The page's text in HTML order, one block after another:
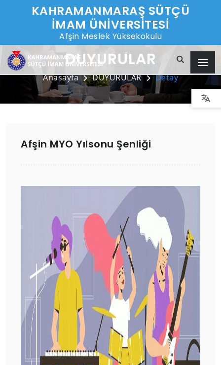
KAHRAMANMARAŞ SÜTÇÜ
İMAM ÜNİVERSİTESİ
Afşin Meslek Yüksekokulu
DUYURULAR
Anasayfa DUYURULAR Detay
Afşin MYO Yılsonu Şenliği